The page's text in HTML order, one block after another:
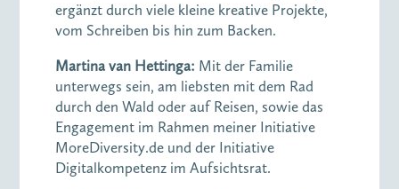
ergänzt durch viele kleine kreative Projekte,
vom Schreiben bis hin zum Backen.
Martina van Hettinga: Mit der Familie
unterwegs sein, am liebsten mit dem Rad
durch den Wald oder auf Reisen, sowie das
Engagement im Rahmen meiner Initiative
MoreDiversity.de und der Initiative
Digitalkompetenz im Aufsichtsrat.